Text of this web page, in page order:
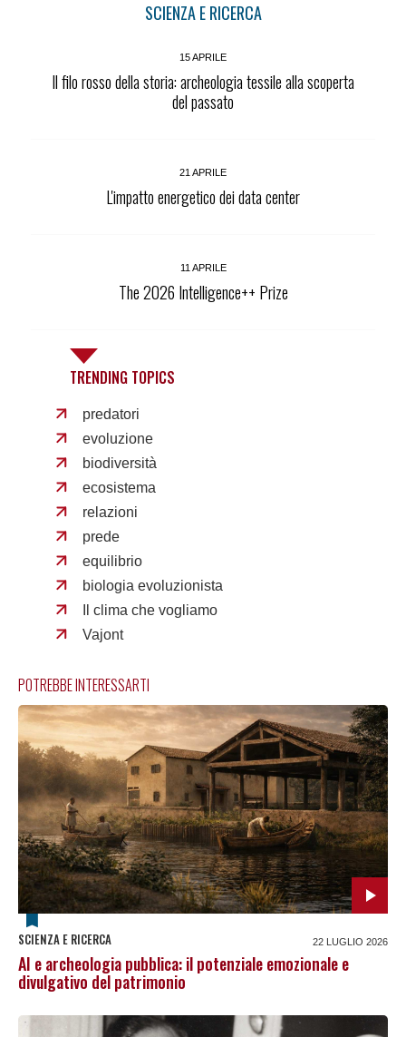
SCIENZA E RICERCA
15 APRILE
Il filo rosso della storia: archeologia tessile alla scoperta
del passato
21 APRILE
L'impatto energetico dei data center
11 APRILE
The 2026 Intelligence++ Prize
TRENDING TOPICS
predatori
evoluzione
biodiversità
ecosistema
relazioni
prede
equilibrio
biologia evoluzionista
Il clima che vogliamo
Vajont
POTREBBE INTERESSARTI
SCIENZA E RICERCA 22 LUGLIO 2026
AI e archeologia pubblica: il potenziale emozionale e
divulgativo del patrimonio